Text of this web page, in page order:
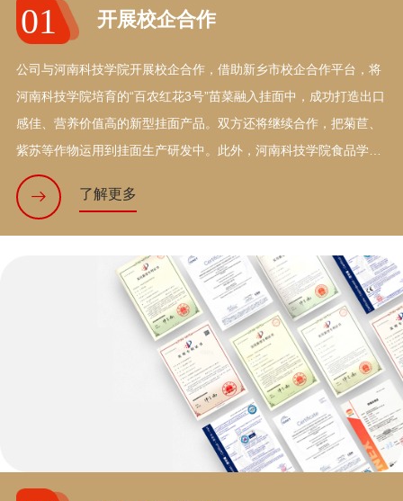
01 开展校企合作
公司与河南科技学院开展校企合作，借助新乡市校企合作平台，将
河南科技学院培育的“百农红花3号”苗菜融入挂面中，成功打造出口
感佳、营养价值高的新型挂面产品。双方还将继续合作，把菊苣、
紫苏等作物运用到挂面生产研发中。此外，河南科技学院食品学院
的专家也会到公司开展技术服务，对挂面加工工艺改进、品质提升
及产品开发等提出建议和进行具体布置。
了解更多